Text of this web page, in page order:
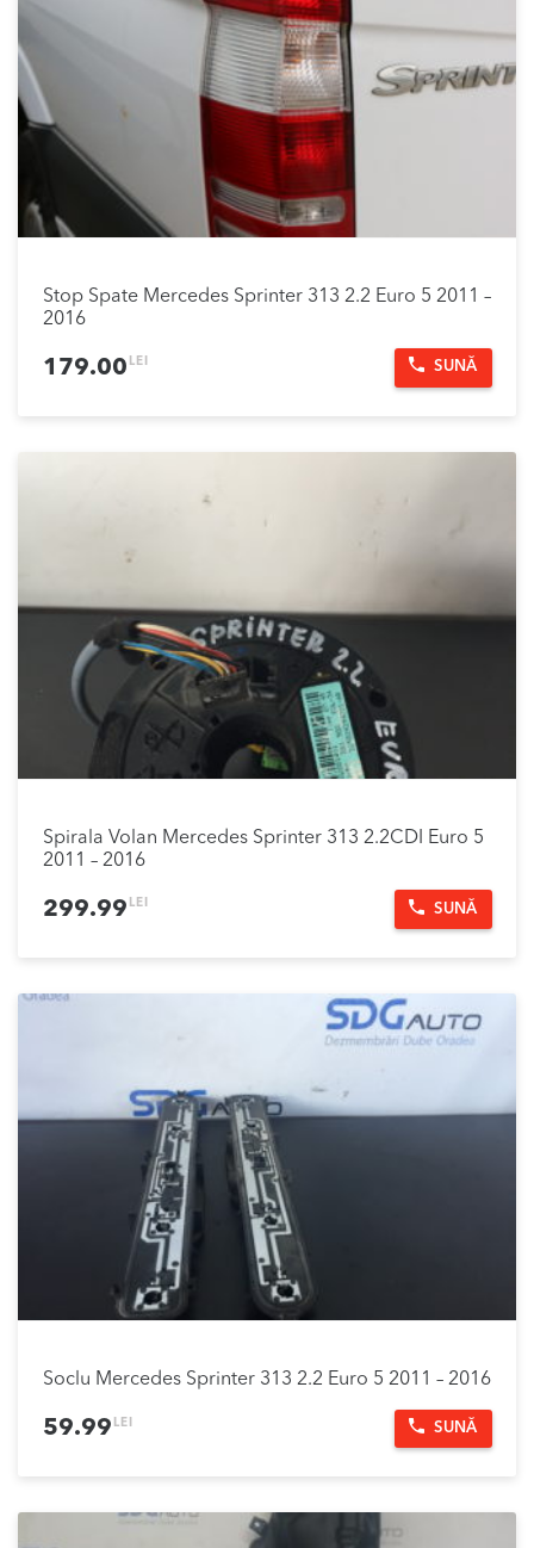
Stop Spate Mercedes Sprinter 313 2.2 Euro 5 2011 –
2016
179.00 LEI SUNĂ
Spirala Volan Mercedes Sprinter 313 2.2CDI Euro 5
2011 – 2016
299.99 LEI SUNĂ
Soclu Mercedes Sprinter 313 2.2 Euro 5 2011 – 2016
59.99 LEI SUNĂ